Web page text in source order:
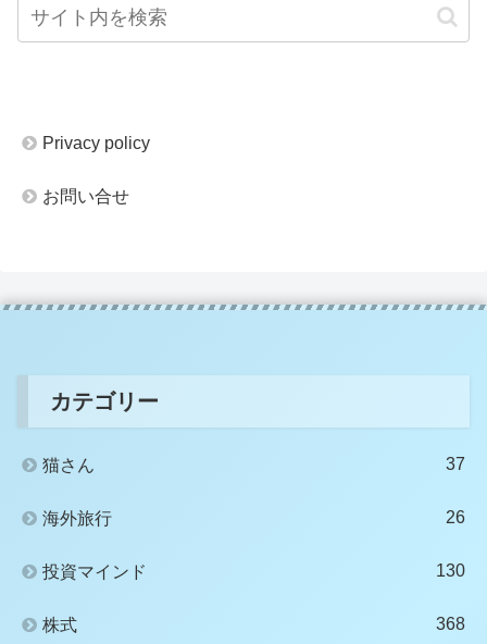
Privacy policy
お問い合せ
カテゴリー
猫さん 37
海外旅行 26
投資マインド 130
株式 368